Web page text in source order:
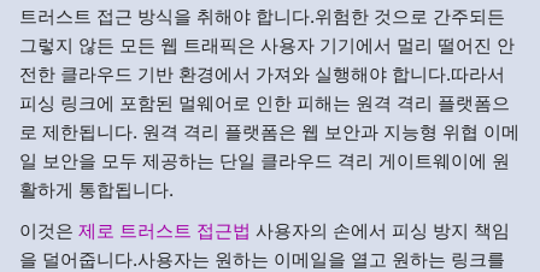
트러스트 접근 방식을 취해야 합니다.위험한 것으로 간주되든
그렇지 않든 모든 웹 트래픽은 사용자 기기에서 멀리 떨어진 안
전한 클라우드 기반 환경에서 가져와 실행해야 합니다.따라서
피싱 링크에 포함된 멀웨어로 인한 피해는 원격 격리 플랫폼으
로 제한됩니다. 원격 격리 플랫폼은 웹 보안과 지능형 위협 이메
일 보안을 모두 제공하는 단일 클라우드 격리 게이트웨이에 원
활하게 통합됩니다.
이것은 제로 트러스트 접근법 사용자의 손에서 피싱 방지 책임
을 덜어줍니다.사용자는 원하는 이메일을 열고 원하는 링크를